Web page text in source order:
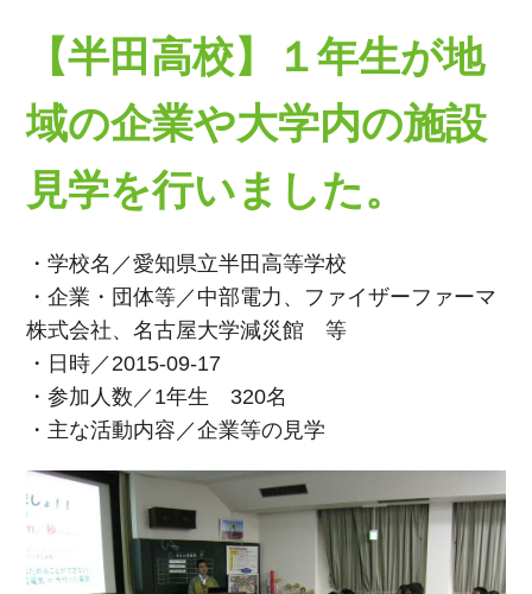
【半田高校】１年生が地
域の企業や大学内の施設
見学を行いました。
・学校名／愛知県立半田高等学校
・企業・団体等／中部電力、ファイザーファーマ
株式会社、名古屋大学減災館 等
・日時／2015-09-17
・参加人数／1年生 320名
・主な活動内容／企業等の見学